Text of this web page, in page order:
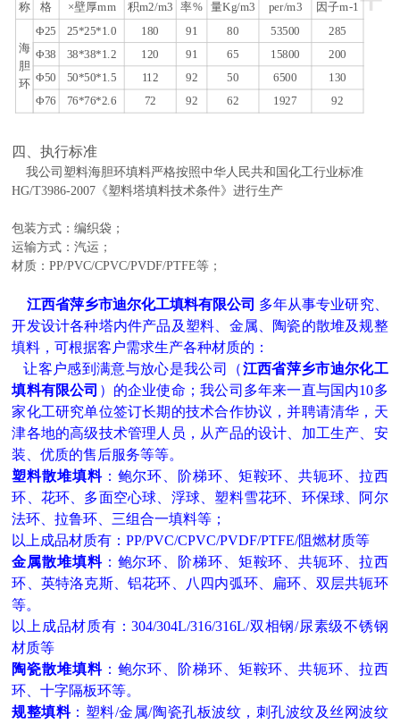
称 格 ×壁厚mm 积m2/m3 率% 量Kg/m3 per/m3 因子m-1
海
胆
环
Φ25 25*25*1.0 180 91 80 53500 285
Φ38 38*38*1.2 120 91 65 15800 200
Φ50 50*50*1.5 112 92 50 6500
130
Φ76
76*76*2.6 72 92 62 1927 92
四、执行标准
我公司塑料海胆环填料严格按照中华人民共和国化工行业标准
HG/T3986-2007《塑料塔填料技术条件》进行生产
包装方式：编织袋 ；
运输方式：汽运；
材质：PP/PVC/CPVC/PVDF/PTFE等；
江西省萍乡市迪尔化工填料有限公司 多年从事专业研究、
开发设计各种塔内件产品及塑料、金属、陶瓷的散堆及规整
填料，可根据客户需求生产各种材质的：
让客户感到满意与放心是我公司（江西省萍乡市迪尔化工
填料有限公司 ）的企业使命；我公司多年来一直与国内10多
家化工研究单位签订长期的技术合作协议，并聘请清华，天
津各地的高级技术管理人员，从产品的设计、加工生产、安
装、优质的售后服务等等。
塑料散堆填料： 鲍尔环、阶梯环、矩鞍环、共轭环、拉西
环、花环、多面空心球、浮球、塑料雪花环、环保球、 阿尔
法环、拉鲁环、三组合一填料等；
以上成品材质有：PP/PVC/CPVC/PVDF/PTFE/阻燃材质等
金属散堆填料： 鲍尔环、阶梯环、矩鞍环、共轭环、拉西
环 、英特洛克斯、铝花环、八四内弧环、扁环、双层共轭环
等。
以上成品材质有：304/304L/316/316L/双相钢/尿素级不锈钢
材质等
陶瓷散堆填料： 鲍尔环、阶梯环、矩鞍环、共轭环、拉西
环 、十字隔板环等。
规整填料：塑料/金属/陶瓷孔板波纹，刺孔波纹及丝网波纹